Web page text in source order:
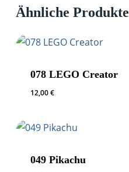
Ähnliche Produkte
078 LEGO Creator
12,00€
049 Pikachu